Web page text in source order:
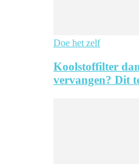
Doe het zelf
Koolstoffilter
vervangen? Dit